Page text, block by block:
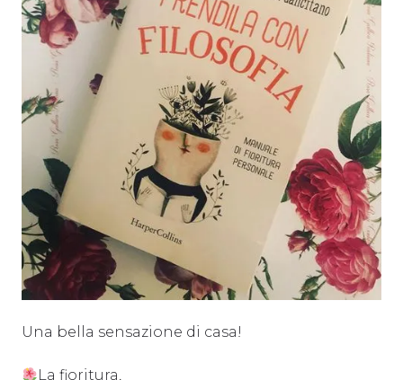
Una bella sensazione di casa!
La fioritura,